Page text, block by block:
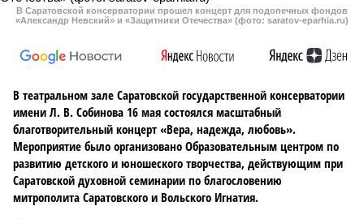
В Саратовской консерватории прошел концерт для подопечных фондов
«Александр Невский» и «Защитники Отечества» (фото: saratov-eparhia.ru)
В театральном зале Саратовской государственной консерватории
имени Л. В. Собинова 16 мая состоялся масштабный
благотворительный концерт «Вера, надежда, любовь».
Мероприятие было организовано Образовательным центром по
развитию детского и юношеского творчества, действующим при
Саратовской духовной семинарии по благословению
митрополита Саратовского и Вольского Игнатия.